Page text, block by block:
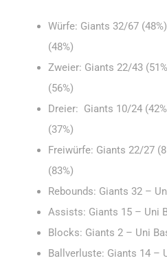
Würfe: Giants 32/67
(48%)
Zweier: Giants 22/43
(56%)
Dreier: Giants 10/24
(37%)
Freiwürfe: Giants 22/27
(83%)
Rebounds: Giants 32 –
Assists: Giants 15 – Uni
Blocks: Giants 2 – Uni
Ballverluste: Giants 14 –